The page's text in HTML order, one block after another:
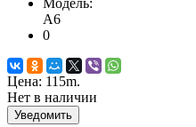
A6
0
Цена: 115m.
Нет в наличии
Уведомить